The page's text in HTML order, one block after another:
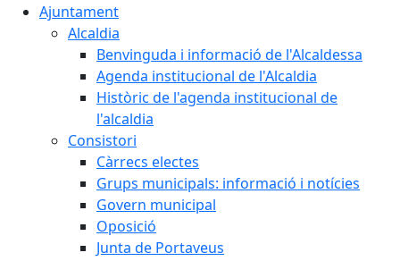
Ajuntament
Alcaldia
Benvinguda i informació de l'Alcaldessa
Agenda institucional de l'Alcaldia
Històric de l'agenda institucional de
l'alcaldia
Consistori
Càrrecs electes
Grups municipals: informació i notícies
Govern municipal
Oposició
Junta de Portaveus